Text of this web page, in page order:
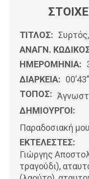
ΤΙΤΛΟΣ:
ΑΝΑΓΝ.
ΗΜΕΡΟΜΗΝΊΑ:
ΔΙΑΡΚΕΙΑ: 00’43”
ΤΟΠΟΣ:
ΔΗΜΙΟΥΡΓΟΙ:
Παραδοσιακή
ΕΚΤΕΛΕΣΤΕΣ:
Γιώργης
τραγούδι),